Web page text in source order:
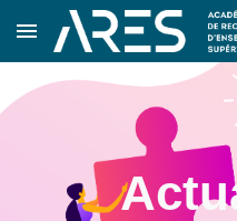
Skip to main content